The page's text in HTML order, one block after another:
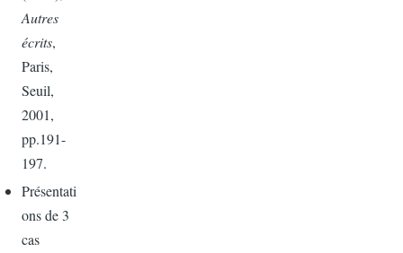
Autres
écrits,
Paris,
Seuil,
2001,
pp.191-
197.
Présentati
ons de 3
cas